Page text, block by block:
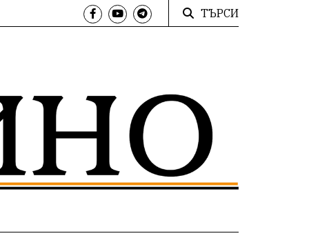
ТЪРСИ